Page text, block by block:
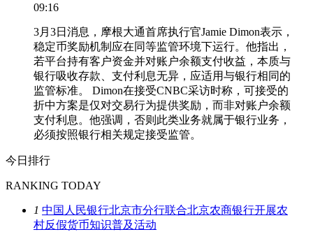
09:16
3月3日消息，摩根大通首席执行官Jamie Dimon表示，
稳定币奖励机制应在同等监管环境下运行。他指出，
若平台持有客户资金并对账户余额支付收益，本质与
银行吸收存款、支付利息无异，应适用与银行相同的
监管标准。 Dimon在接受CNBC采访时称，可接受的
折中方案是仅对交易行为提供奖励，而非对账户余额
支付利息。他强调，否则此类业务就属于银行业务，
必须按照银行相关规定接受监管。
今日排行
RANKING TODAY
1 中国人民银行北京市分行联合北京农商银行开展农
村反假货币知识普及活动